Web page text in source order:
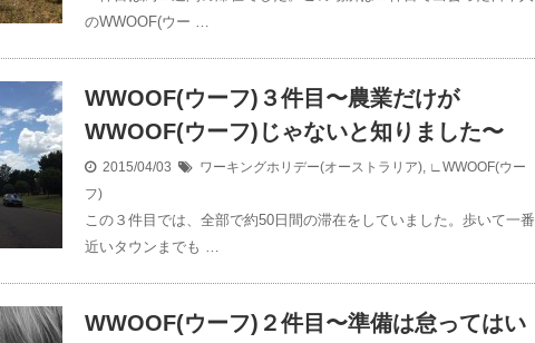
のWWOOF(ウー …
WWOOF(ウーフ)３件目〜農業だけが
WWOOF(ウーフ)じゃないと知りました〜
2015/04/03 ワーキングホリデー(オーストラリア), ∟WWOOF(ウー
フ)
この３件目では、全部で約50日間の滞在をしていました。歩いて一番
近いタウンまでも …
WWOOF(ウーフ)２件目〜準備は怠ってはい